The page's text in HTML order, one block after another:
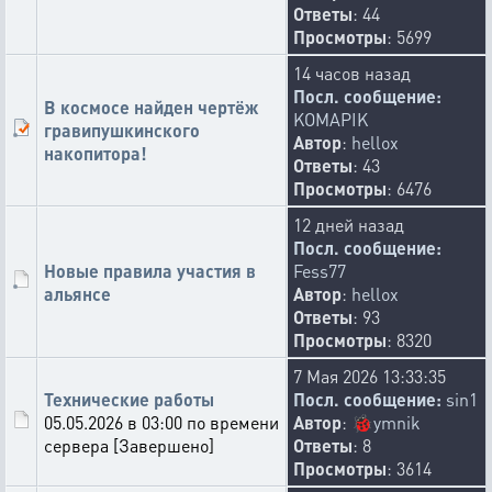
контакту изображение снова будет доступно для отправки.
Черновики с изображениями хранятся только в рамках
текущей браузерной сессии и очищаются после
перезагрузки страницы.
🖼️7 👍6 🙉2 🧑‍🎨 🕳️1 😜
1
На высокой орбите флоты одного игрока с одинаковым
приказом объединяются, только если один флот
отправлен непосредственно на другой. При отправке на
высокую орбиту без выбора флота объединения не
👎69 👍12 🤮10 👺3 🐏3 🐔3 🤦‍♂️2 🔙2
1 😱1 😇1 🕳️1 🔪1 🚮1
RedBarmaley
23-07-2026 11:17:28
Потребление сигнала 1кк для постов политических
Ответы: 44
Просмотры: 5699
В космосе найден чертёж
гравипушкинского
накопитора!
14 часов назад
Посл. сообщение:
KOMAPIK
Автор: hellox
Ответы: 43
Просмотры: 6476
Новые правила участия в
альянсе
12 дней назад
Посл. сообщение:
Fess77
Автор: hellox
Ответы: 93
Просмотры: 8320
Технические работы
05.05.2026 в 03:00 по времени
сервера [Завершено]
7 Мая 2026 13:33:35
Посл. сообщение: sin1
Автор: 🐞ymnik
Ответы: 8
Просмотры: 3614